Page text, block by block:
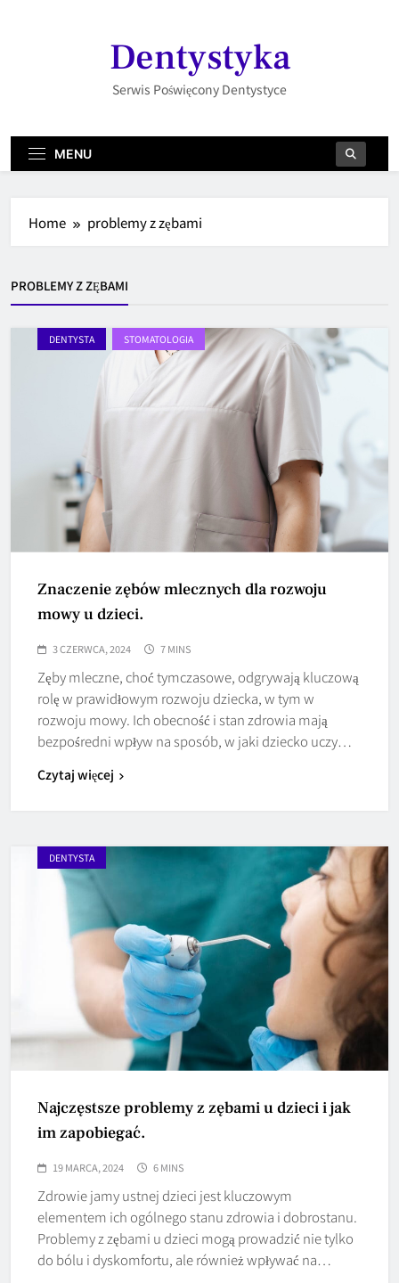
Dentystyka
Serwis Poświęcony Dentystyce
MENU
Home problemy z zębami
PROBLEMY Z ZĘBAMI
DENTYSTA STOMATOLOGIA
Znaczenie zębów mlecznych dla rozwoju
mowy u dzieci.
3 CZERWCA, 2024 7 MINS
Zęby mleczne, choć tymczasowe, odgrywają kluczową
rolę w prawidłowym rozwoju dziecka, w tym w
rozwoju mowy. Ich obecność i stan zdrowia mają
bezpośredni wpływ na sposób, w jaki dziecko uczy…
Czytaj więcej
DENTYSTA
Najczęstsze problemy z zębami u dzieci i jak
im zapobiegać.
19 MARCA, 2024 6 MINS
Zdrowie jamy ustnej dzieci jest kluczowym
elementem ich ogólnego stanu zdrowia i dobrostanu.
Problemy z zębami u dzieci mogą prowadzić nie tylko
do bólu i dyskomfortu, ale również wpływać na…